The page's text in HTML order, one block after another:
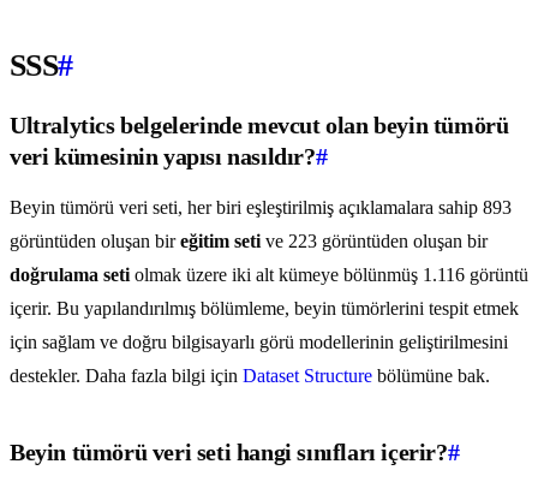
SSS#
Ultralytics belgelerinde mevcut olan beyin tümörü
veri kümesinin yapısı nasıldır?#
Beyin tümörü veri seti, her biri eşleştirilmiş açıklamalara sahip 893
görüntüden oluşan bireğitim seti ve 223 görüntüden oluşan bir
doğrulama seti olmak üzere iki alt kümeye bölünmüş 1.116 görüntü
içerir. Bu yapılandırılmış bölümleme, beyin tümörlerini tespit etmek
için sağlam ve doğru bilgisayarlı görü modellerinin geliştirilmesini
destekler. Daha fazla bilgi için Dataset Structure bölümüne bak.
Beyin tümörü veri seti hangi sınıfları içerir?#